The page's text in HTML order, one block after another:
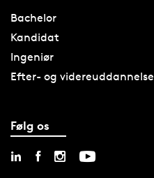
Bachelor
Kandidat
Ingeniør
Efter- og videreuddannelse
Følg os